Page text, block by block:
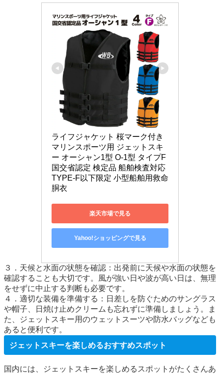
ライフジャケット 桜マーク付き
マリンスポーツ用 ジェットスキ
ー オーシャン1型 O-1型 タイプF
国交省認定 検定品 船舶検査対応
TYPE-F以下限定 小型船舶用救命
胴衣
楽天市場で見る
Yahoo!ショッピングで見る
３．天候と水面の状態を確認：出発前に天候や水面の状態を
確認することも大切です。風が強い日や波が高い日は、無理
をせずに中止する判断も必要です。
４．適切な装備を準備する：日差しを防ぐためのサングラス
や帽子、日焼け止めクリームも忘れずに準備しましょう。ま
た、ジェットスキー用のウェットスーツや防水バッグなども
あると便利です。
ジェットスキーを楽しめるおすすめスポット
国内には、ジェットスキーを楽しめるスポットがたくさんあ